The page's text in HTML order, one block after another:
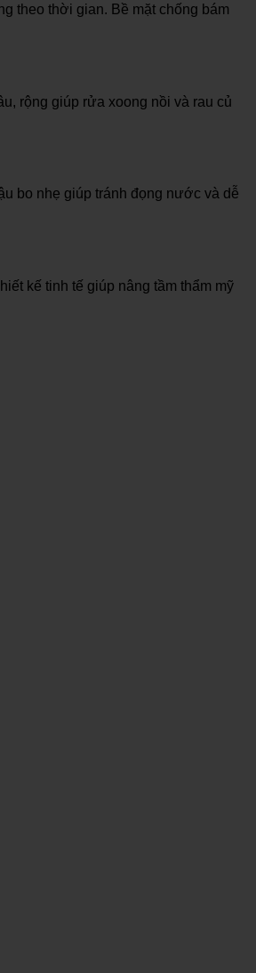
theo thời gian. Bề mặt chống bám
rộng giúp rửa xoong nồi và rau củ
bo nhẹ giúp tránh đọng nước và dễ
kế tinh tế giúp nâng tầm thẩm mỹ